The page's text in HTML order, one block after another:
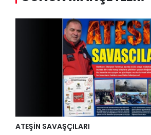
ATEŞİN SAVAŞÇILARI